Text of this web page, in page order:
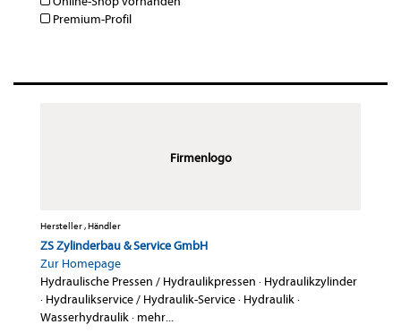
Premium-Profil
Firmenlogo
Hersteller , Händler
ZS Zylinderbau & Service GmbH
Zur Homepage
Hydraulische Pressen / Hydraulikpressen · Hydraulikzylinder
· Hydraulikservice / Hydraulik-Service· Hydraulik·
Wasserhydraulik· mehr...